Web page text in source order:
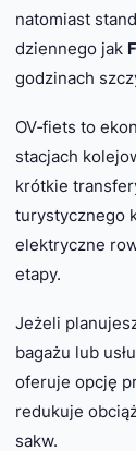
natomiast
dziennego jak
godzinach
OV‑fiets to
stacjach
krótkie
turystycznego
elektryczne
etapy.
Jeżeli
bagażu lub
oferuje opcję
redukuje
sakw.